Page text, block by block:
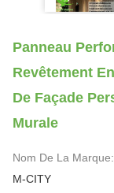
Panneau
Revêtement
De Façade
Murale
Nom De La Marque:
M-CITY